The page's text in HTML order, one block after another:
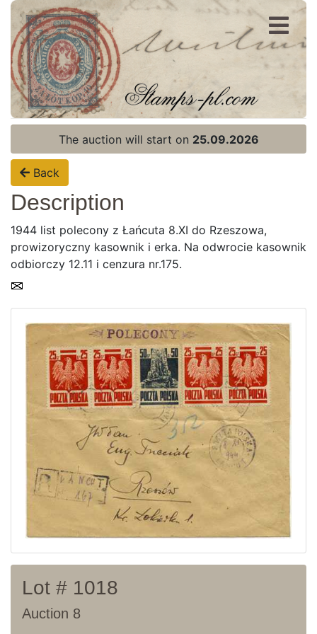
Register
Login
Home page
Current auction
Recent result
Archive
Regulation
The auction will start on 25.09.2026
Back
Description
1944 list polecony z Łańcuta 8.XI do Rzeszowa,
prowizoryczny kasownik i erka. Na odwrocie kasownik
odbiorczy 12.11 i cenzura nr.175.
Lot # 1018
Auction 8